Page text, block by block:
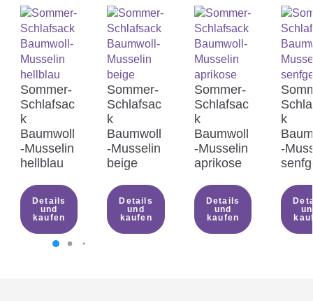
einen Schlafsack anstelle einer
Bettdecke bevorzugen?
Was soll ich meinem Kind unter
dem Sommerschlafsack anziehen?
Was du beim Kauf eines
Sommerschlafsacks
Sommer-
Schlafsac
k
Baumwoll
-Musselin
hellblau
Details
und
kaufen
Sommer-
Schlafsac
k
Baumwoll
-Musselin
beige
Details
und
kaufen
Sommer-
Schlafsac
k
Baumwoll
-Musselin
aprikose
Details
und
kaufen
k
-